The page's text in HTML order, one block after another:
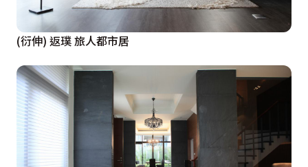
(衍伸) 返璞 旅人都市居